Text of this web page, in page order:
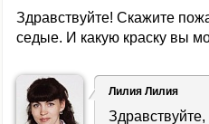
Здравствуйте! Скажите
седые. И какую краску вы
Лилия Лилия